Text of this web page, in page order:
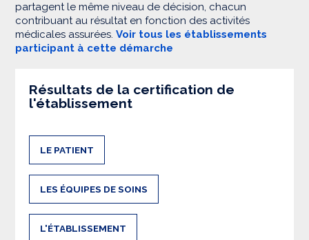
partagent le même niveau de décision, chacun
contribuant au résultat en fonction des activités
médicales assurées. Voir tous les établissements
participant à cette démarche
Résultats de la certification de
l'établissement
LE PATIENT
LES ÉQUIPES DE SOINS
L'ÉTABLISSEMENT